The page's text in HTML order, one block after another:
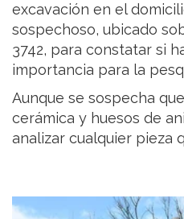
excavación en el
sospechoso, ubicado
3742, para constatar si
importancia para la
Aunque se sospecha
cerámica y huesos de
analizar cualquier pieza